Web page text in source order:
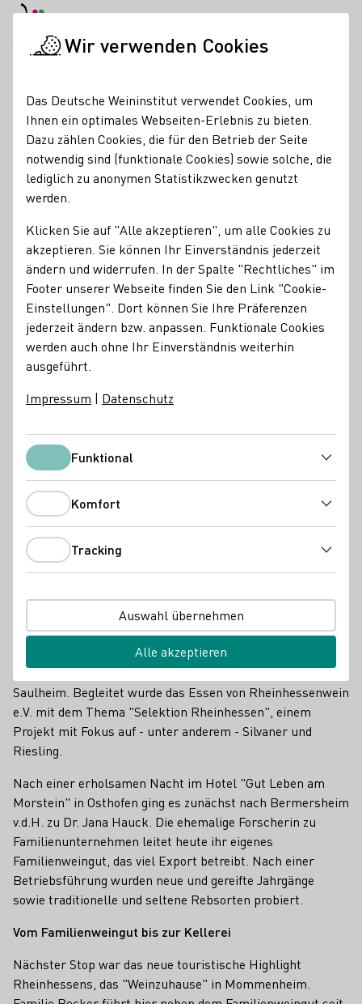
Nächster Halt:
Rheinhessen
15.03.23
Die Heimat der Deutschen Weinprinzessin Juliane Schäfer
und das größte deutsche Anbaugebiet - Rheinhessen - war
der nächste Programmpunkt auf der Deutschlandtour der
drei Deutschen Weinmajestäten.
DWM
Zu Besuch beim Weingut Hauck in Rheinhessen. V.l.n.r. Heiko Sippel,
Juliane Schäfer, Luise Böhme, Katrin Lang, Sarah Schneider
Zum Auftakt des Besuchs gab es für die Deutsche
Weinkönigin Katrin Lang und die Deutschnen
Weinprinzessinnen Luise Böhme und Juliane Schäfer ein
gemütliches Abendessen im Restaurant "mundart" in
Saulheim. Begleitet wurde das Essen von Rheinhessenwein
e.V. mit dem Thema "Selektion Rheinhessen", einem
Projekt mit Fokus auf - unter anderem - Silvaner und
Riesling.
Nach einer erholsamen Nacht im Hotel "Gut Leben am
Morstein" in Osthofen ging es zunächst nach Bermersheim
v.d.H. zu Dr. Jana Hauck. Die ehemalige Forscherin zu
Familienunternehmen leitet heute ihr eigenes
Familienweingut, das viel Export betreibt. Nach einer
Betriebsführung wurden neue und gereifte Jahrgänge
sowie traditionelle und seltene Rebsorten probiert.
Vom Familienweingut bis zur Kellerei
Nächster Stop war das neue touristische Highlight
Rheinhessens, das "Weinzuhause" in Mommenheim.
Wir verwenden Cookies
Das Deutsche Weininstitut verwendet Cookies, um
Ihnen ein optimales Webseiten-Erlebnis zu bieten.
Dazu zählen Cookies, die für den Betrieb der Seite
notwendig sind (funktionale Cookies) sowie solche, die
lediglich zu anonymen Statistikzwecken genutzt
werden.
Klicken Sie auf "Alle akzeptieren", um alle Cookies zu
akzeptieren. Sie können Ihr Einverständnis jederzeit
ändern und widerrufen. In der Spalte "Rechtliches" im
Footer unserer Webseite finden Sie den Link "Cookie-
Einstellungen". Dort können Sie Ihre Präferenzen
jederzeit ändern bzw. anpassen. Funktionale Cookies
werden auch ohne Ihr Einverständnis weiterhin
ausgeführt.
Impressum | Datenschutz
FunktionalFunktional
Komfort
Tracking
Auswahl übernehmen
Alle akzeptieren